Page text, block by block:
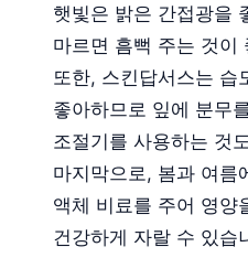
햇빛은 밝은 간접광을
마르면 흠뻑 주는 것이
또한, 스킨답서스는 습
좋아하므로 잎에 분무
조절기를 사용하는 것
마지막으로, 봄과 여름
액체 비료를 주어 영양
건강하게 자랄 수 있습